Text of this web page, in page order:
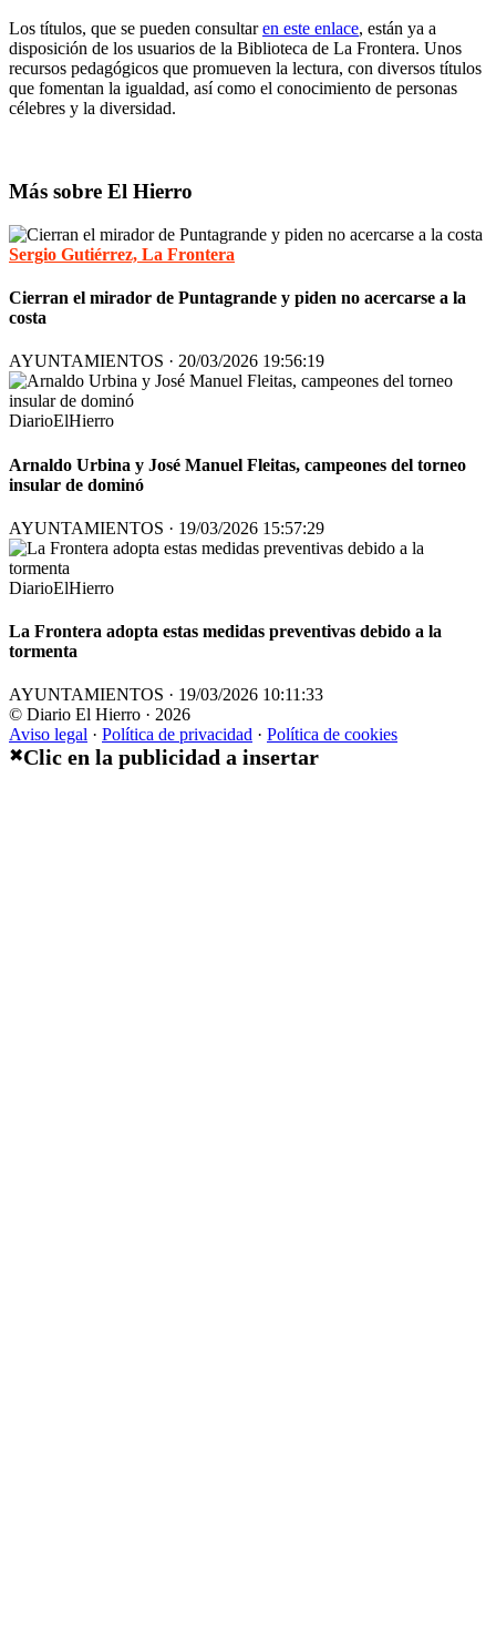
Los títulos, que se pueden consultaren este enlace, están ya a
disposición de los usuarios de la Biblioteca de La Frontera. Unos
recursos pedagógicos que promueven la lectura, con diversos títulos
que fomentan la igualdad, así como el conocimiento de personas
célebres y la diversidad.
Más sobre El Hierro
Sergio Gutiérrez, La Frontera
Cierran el mirador de Puntagrande y piden no acercarse a la
costa
AYUNTAMIENTOS · 20/03/2026 19:56:19
DiarioElHierro
Arnaldo Urbina y José Manuel Fleitas, campeones del torneo
insular de dominó
AYUNTAMIENTOS · 19/03/2026 15:57:29
DiarioElHierro
La Frontera adopta estas medidas preventivas debido a la
tormenta
AYUNTAMIENTOS · 19/03/2026 10:11:33
© Diario El Hierro · 2026
Aviso legal · Política de privacidad · Política de cookies
✖Clic en la publicidad a insertar